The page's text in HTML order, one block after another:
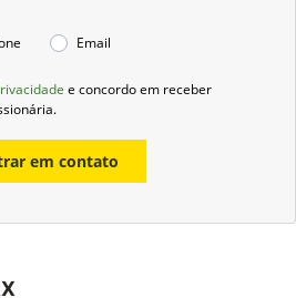
Email
e concordo em receber
em contato